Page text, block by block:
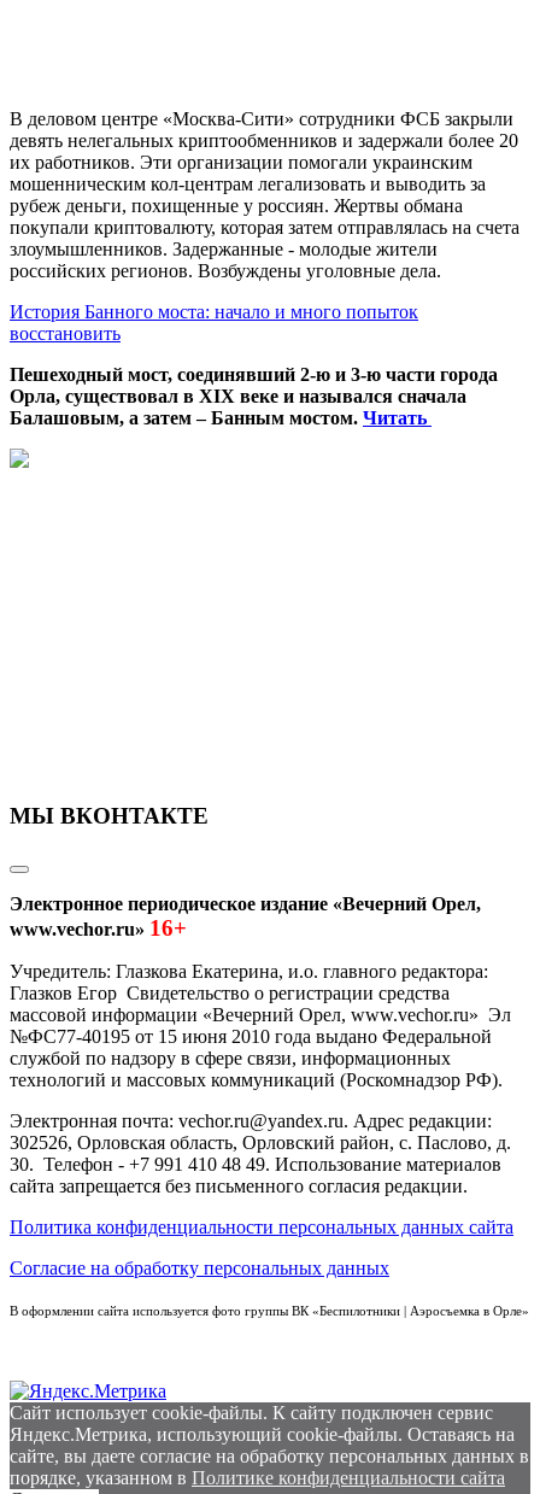
В деловом центре «Москва-Сити» сотрудники ФСБ закрыли
девять нелегальных криптообменников и задержали более 20
их работников. Эти организации помогали украинским
мошенническим кол-центрам легализовать и выводить за
рубеж деньги, похищенные у россиян. Жертвы обмана
покупали криптовалюту, которая затем отправлялась на счета
злоумышленников. Задержанные - молодые жители
российских регионов. Возбуждены уголовные дела.
История Банного моста: начало и много попыток
восстановить
Пешеходный мост, соединявший 2-ю и 3-ю части города
Орла, существовал в XIX веке и назывался сначала
Балашовым, а затем – Банным мостом. Читать
МЫ ВКОНТАКТЕ
Электронное периодическое издание «Вечерний Орел,
www.vechor.ru» 16+
Учредитель: Глазкова Екатерина, и.о. главного редактора:
Глазков Егор Свидетельство о регистрации средства
массовой информации «Вечерний Орел, www.vechor.ru» Эл
№ФС77-40195 от 15 июня 2010 года выдано Федеральной
службой по надзору в сфере связи, информационных
технологий и массовых коммуникаций (Роскомнадзор РФ).
Электронная почта: vechor.ru@yandex.ru. Адрес редакции:
302526, Орловская область, Орловский район, с. Паслово, д.
30. Телефон - +7 991 410 48 49. Использование материалов
сайта запрещается без письменного согласия редакции.
Политика конфиденциальности персональных данных сайта
Согласие на обработку персональных данных
В оформлении сайта используется фото группы ВК «Беспилотники | Аэросъемка в Орле»
Сайт использует cookie-файлы. К cайту подключен сервис
Яндекс.Метрика, использующий cookie-файлы. Оставаясь на
сайте, вы даете согласие на обработку персональных данных в
порядке, указанном в Политике конфиденциальности сайта